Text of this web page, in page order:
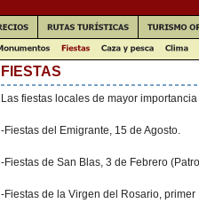
FIESTAS
Las fiestas locales de mayor
-Fiestas del Emigrante, 15 de Agosto.
-Fiestas de San Blas, 3 de Febrero
-Fiestas de la Virgen del Rosario,